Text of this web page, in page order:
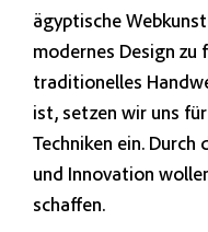
ägyptische
modernes Design zu
traditionelles
ist, setzen wir uns
Techniken ein.
und Innovation
schaffen.